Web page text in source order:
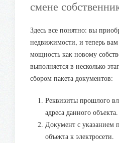
смене
Здесь все понятно: вы
недвижимости, и теперь
мощность как новому
выполняется в несколько
сбором пакета документов:
Реквизиты прошлого
адреса данного объекта.
Документ с указанием
объекта к электросети.